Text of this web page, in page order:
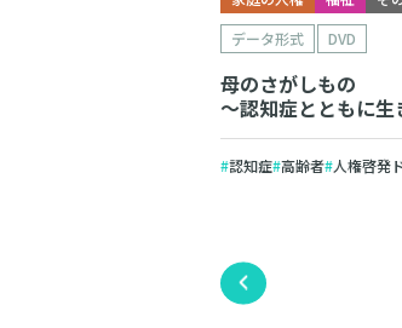
データ形式
DVD
母のさがしもの
～認知症とともに生
認知症 高齢者 人権啓発